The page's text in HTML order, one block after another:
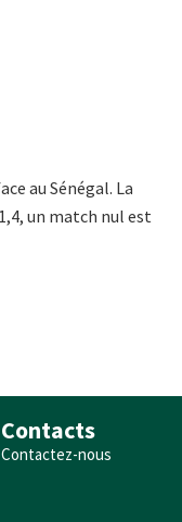
au Sénégal. La
un match nul est
Contacts
Contactez-nous